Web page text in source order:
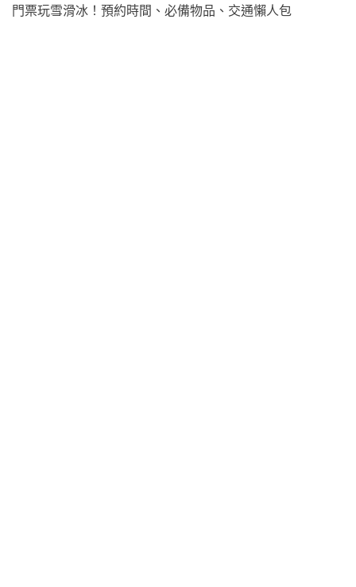
門票玩雪滑冰！預約時間、必備物品、交通懶人包